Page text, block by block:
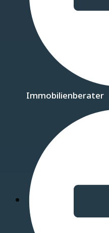
Immobilienberater